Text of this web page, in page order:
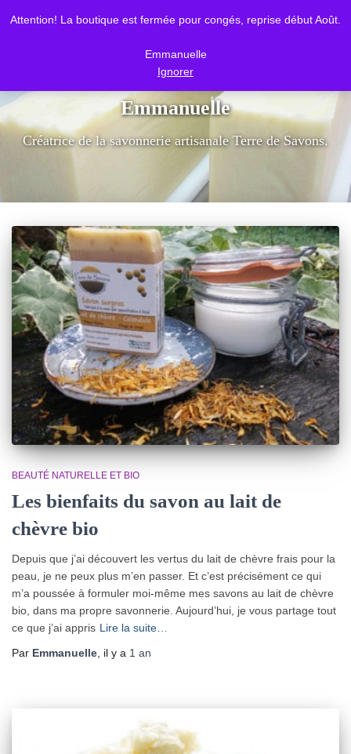
Emmanuelle
Créatrice de la savonnerie artisanale Terre de Savons.
BEAUTÉ NATURELLE ET BIO
Les bienfaits du savon au lait de
chèvre bio
Depuis que j’ai découvert les vertus du lait de chèvre frais pour la
peau, je ne peux plus m’en passer. Et c’est précisément ce qui
m’a poussée à formuler moi-même mes savons au lait de chèvre
bio, dans ma propre savonnerie. Aujourd’hui, je vous partage tout
ce que j’ai appris Lire la suite…
Par Emmanuelle , il y a 1 an
Attention! La boutique est fermée pour congés, reprise début Août.
Emmanuelle
Ignorer